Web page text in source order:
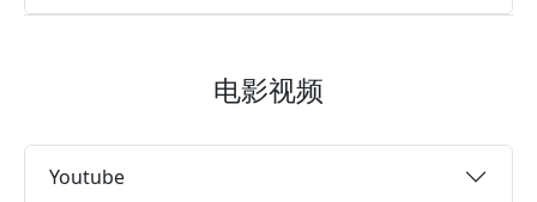
电影视频
Youtube